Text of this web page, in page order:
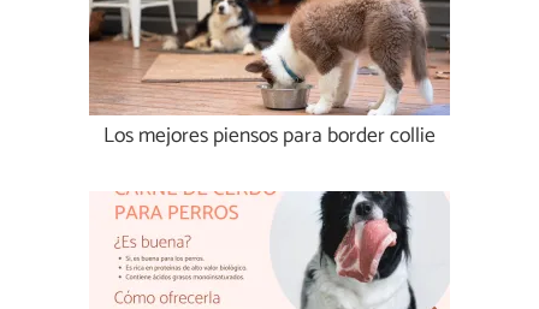
Los mejores piensos para border collie